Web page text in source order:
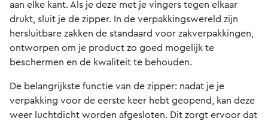
aan elke kant. Als je deze met je vingers tegen elkaar
drukt, sluit je de zipper. In de verpakkingswereld zijn
hersluitbare zakken de standaard voor zakverpakkingen,
ontworpen om je product zo goed mogelijk te
beschermen en de kwaliteit te behouden.
De belangrijkste functie van de zipper: nadat je je
verpakking voor de eerste keer hebt geopend, kan deze
weer luchtdicht worden afgesloten. Dit zorgt ervoor dat